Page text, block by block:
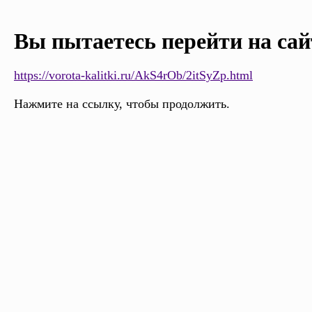
Вы пытаетесь перейти на
https://vorota-kalitki.ru/AkS4rOb/2itSyZp.html
Нажмите на ссылку, чтобы продолжить.